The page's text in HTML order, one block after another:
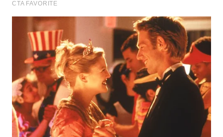
TEBING
TINGGI
WN
PAKPAK
WN
KARAWANG
WN
BEKASI